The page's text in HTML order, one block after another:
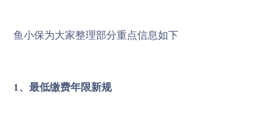
鱼小保为大家整理部分重点信息如下
1、最低缴费年限新规